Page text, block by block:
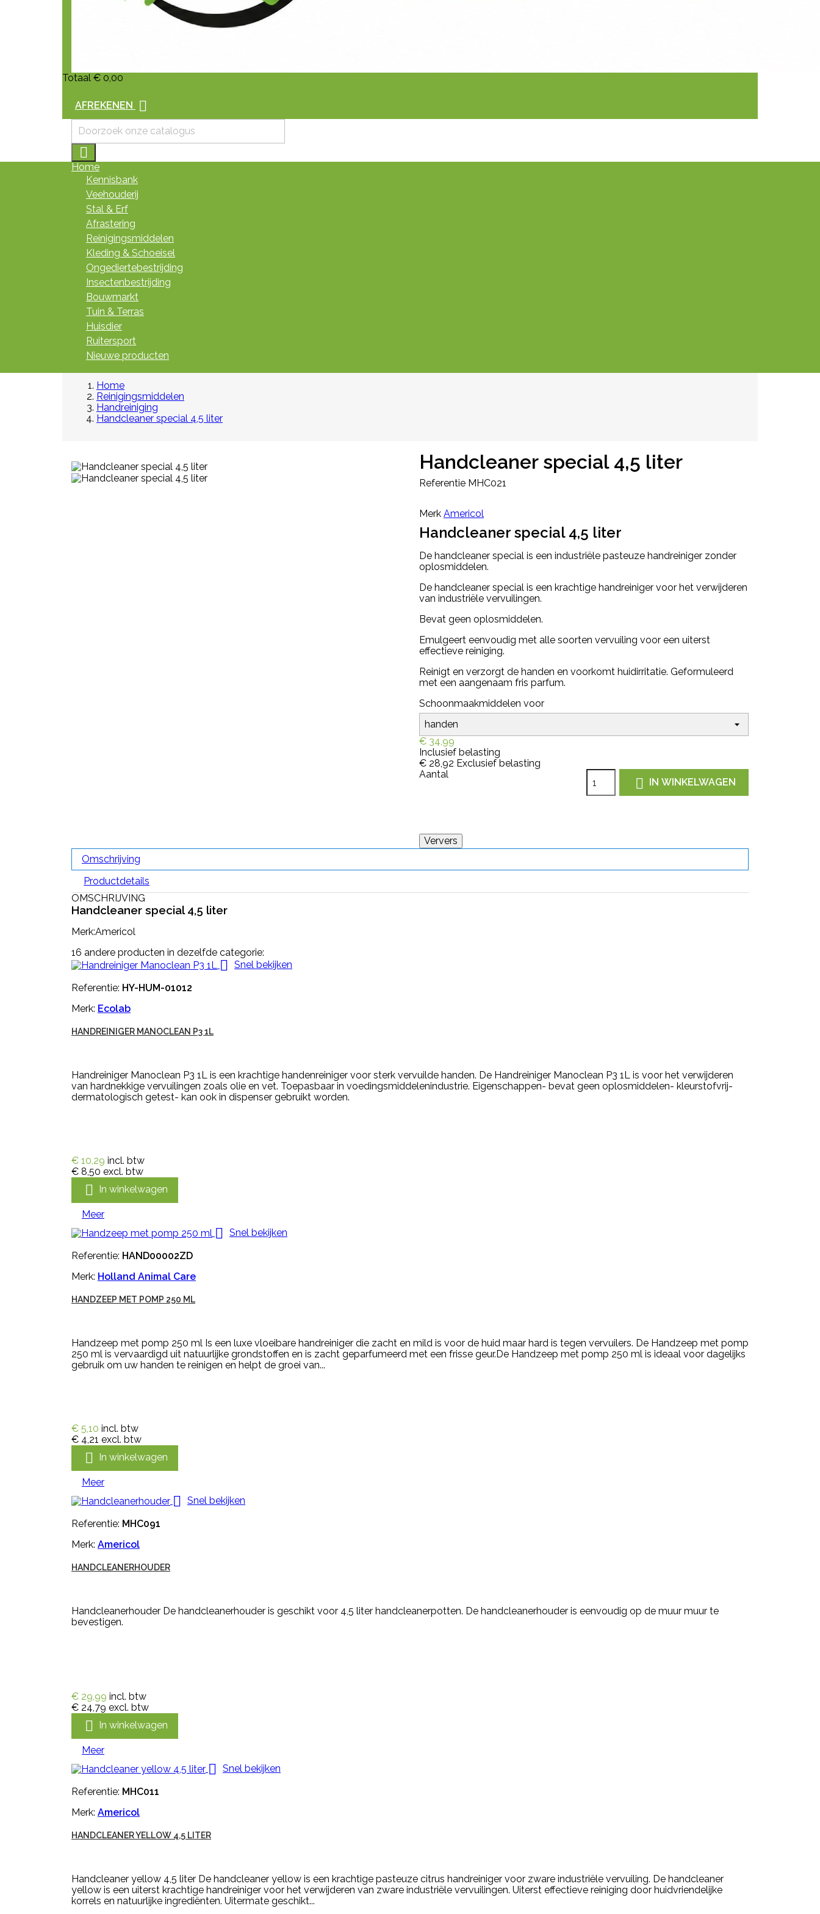
Totaal € 0,00
AFREKENEN 

Home
Kennisbank
Veehouderij
Stal & Erf
Afrastering
Reinigingsmiddelen
Kleding & Schoeisel
Ongediertebestrijding
Insectenbestrijding
Bouwmarkt
Tuin & Terras
Huisdier
Ruitersport
Nieuwe producten
Home
Reinigingsmiddelen
Handreiniging
Handcleaner special 4,5 liter
Handcleaner special 4,5 liter
Referentie MHC021
Merk Americol
Handcleaner special 4,5 liter
De handcleaner special is een industriële pasteuze handreiniger zonder
oplosmiddelen.
De handcleaner special is een krachtige handreiniger voor het verwijderen
van industriële vervuilingen.
Bevat geen oplosmiddelen.
Emulgeert eenvoudig met alle soorten vervuiling voor een uiterst
effectieve reiniging.
Reinigt en verzorgt de handen en voorkomt huidirritatie. Geformuleerd
met een aangenaam fris parfum.
Schoonmaakmiddelen voor
€ 34,99
Inclusief belasting
€ 28,92 Exclusief belasting
Aantal
 IN WINKELWAGEN
Omschrijving
Productdetails
OMSCHRIJVING
Handcleaner special 4,5 liter
Merk:Americol
16 andere producten in dezelfde categorie:
 Snel bekijken
Referentie: HY-HUM-01012
Merk: Ecolab
HANDREINIGER MANOCLEAN P3 1L
Handreiniger Manoclean P3 1L is een krachtige handenreiniger voor sterk vervuilde handen. De Handreiniger Manoclean P3 1L is voor het verwijderen
van hardnekkige vervuilingen zoals olie en vet. Toepasbaar in voedingsmiddelenindustrie. Eigenschappen- bevat geen oplosmiddelen- kleurstofvrij-
dermatologisch getest- kan ook in dispenser gebruikt worden.
€ 10,29 incl. btw
€ 8,50 excl. btw
 In winkelwagen
Meer
 Snel bekijken
Referentie: HAND00002ZD
Merk: Holland Animal Care
HANDZEEP MET POMP 250 ML
Handzeep met pomp 250 ml Is een luxe vloeibare handreiniger die zacht en mild is voor de huid maar hard is tegen vervuilers. De Handzeep met pomp
250 ml is vervaardigd uit natuurlijke grondstoffen en is zacht geparfumeerd met een frisse geur.De Handzeep met pomp 250 ml is ideaal voor dagelijks
gebruik om uw handen te reinigen en helpt de groei van...
€ 5,10 incl. btw
€ 4,21 excl. btw
 In winkelwagen
Meer
 Snel bekijken
Referentie: MHC091
Merk: Americol
HANDCLEANERHOUDER
Handcleanerhouder De handcleanerhouder is geschikt voor 4,5 liter handcleanerpotten. De handcleanerhouder is eenvoudig op de muur muur te
bevestigen.
€ 29,99 incl. btw
€ 24,79 excl. btw
 In winkelwagen
Meer
 Snel bekijken
Referentie: MHC011
Merk: Americol
HANDCLEANER YELLOW 4,5 LITER
Handcleaner yellow 4,5 liter De handcleaner yellow is een krachtige pasteuze citrus handreiniger voor zware industriële vervuiling. De handcleaner
yellow is een uiterst krachtige handreiniger voor het verwijderen van zware industriële vervuilingen. Uiterst effectieve reiniging door huidvriendelijke
korrels en natuurlijke ingrediënten. Uitermate geschikt...